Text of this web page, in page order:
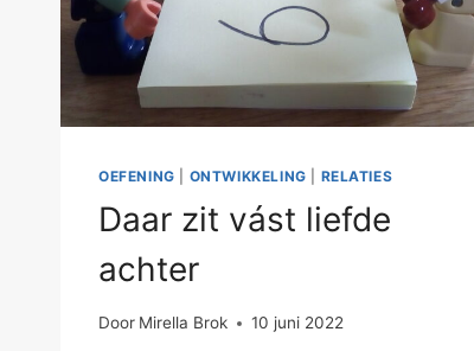
OEFENING ONTWIKKELING RELATIES
Daar zit vást liefde
achter
Door Mirella Brok 10 juni 2022